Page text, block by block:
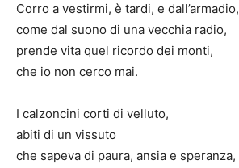
Corro a vestirmi, è tardi, e dall’armadio,
come dal suono di una vecchia radio,
prende vita quel ricordo dei monti,
che io non cerco mai.
I calzoncini corti di velluto,
abiti di un vissuto
che sapeva di paura, ansia e speranza,